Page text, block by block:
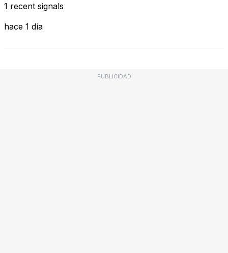
1 recent signals
hace 1 día
PUBLICIDAD